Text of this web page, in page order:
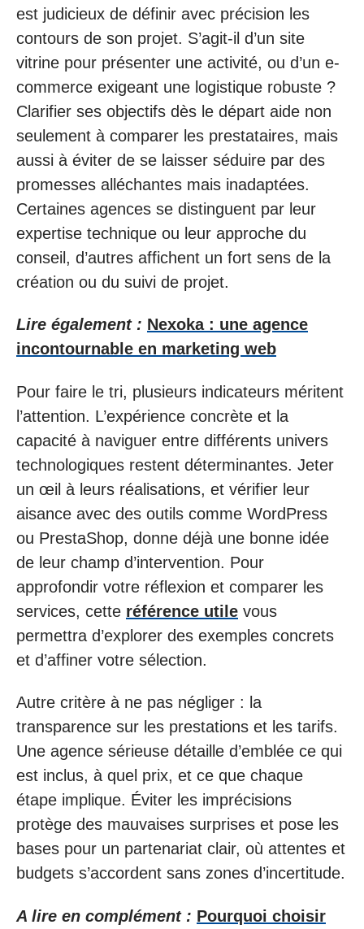
est judicieux de définir avec précision les
contours de son projet. S’agit-il d’un site
vitrine pour présenter une activité, ou d’un e-
commerce exigeant une logistique robuste ?
Clarifier ses objectifs dès le départ aide non
seulement à comparer les prestataires, mais
aussi à éviter de se laisser séduire par des
promesses alléchantes mais inadaptées.
Certaines agences se distinguent par leur
expertise technique ou leur approche du
conseil, d’autres affichent un fort sens de la
création ou du suivi de projet.
Lire également : Nexoka : une agence
incontournable en marketing web
Pour faire le tri, plusieurs indicateurs méritent
l’attention. L’expérience concrète et la
capacité à naviguer entre différents univers
technologiques restent déterminantes. Jeter
un œil à leurs réalisations, et vérifier leur
aisance avec des outils comme WordPress
ou PrestaShop, donne déjà une bonne idée
de leur champ d’intervention. Pour
approfondir votre réflexion et comparer les
services, cette référence utile vous
permettra d’explorer des exemples concrets
et d’affiner votre sélection.
Autre critère à ne pas négliger : la
transparence sur les prestations et les tarifs.
Une agence sérieuse détaille d’emblée ce qui
est inclus, à quel prix, et ce que chaque
étape implique. Éviter les imprécisions
protège des mauvaises surprises et pose les
bases pour un partenariat clair, où attentes et
budgets s’accordent sans zones d’incertitude.
A lire en complément : Pourquoi choisir